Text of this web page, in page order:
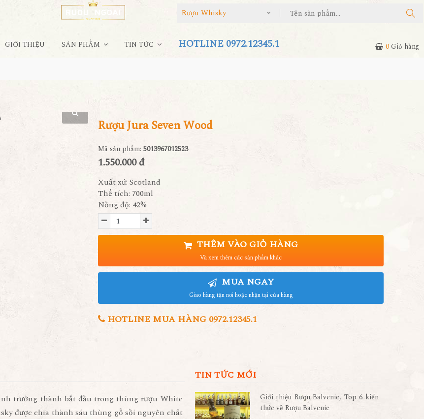
Rượu Whisky
GIỚI THIỆU SẢN PHẨM TIN TỨC HOTLINE 0972.12345.1 0Giỏ hàng
Rượu Jura Seven Wood
Mã sản phẩm: 5013967012523
1.550.000 đ
Xuất xứ: Scotland
Thể tích: 700ml
Nồng độ: 42%
THÊM VÀO GIỎ HÀNG
Và xem thêm các sản phẩm khác
MUA NGAY
Giao hàng tận nơi hoặc nhận tại cửa hàng
HOTLINE MUA HÀNG 0972.12345.1
trưởng thành bắt đầu trong thùng rượu White
được chia thành sáu thùng gỗ sồi nguyên chất
TIN TỨC MỚI
Giới thiệu Rượu Balvenie, Top 6 kiến
thức về Rượu Balvenie